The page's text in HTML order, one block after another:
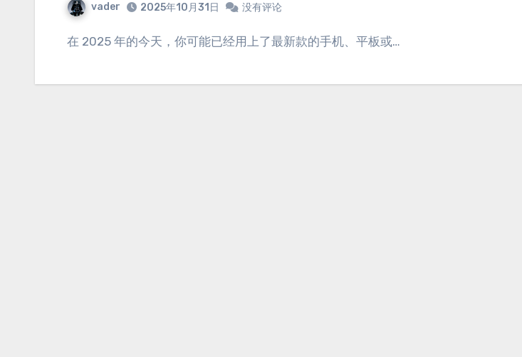
vader 2025年10月31日 没有评论
在 2025 年的今天，你可能已经用上了最新款的手机、平板或…